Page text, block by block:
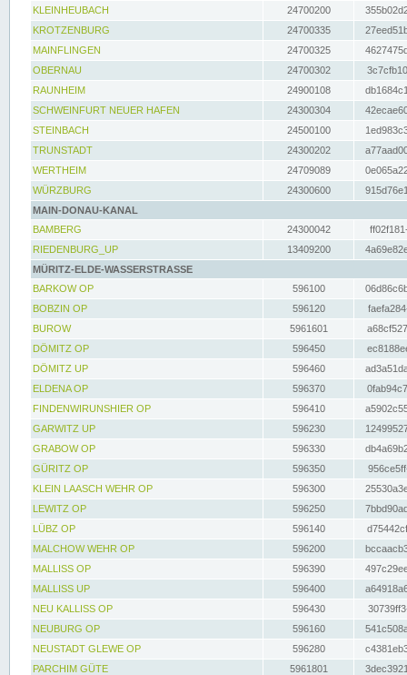
KLEINHEUBACH 24700200
KROTZENBURG
24700335
MAINFLINGEN
24700325
OBERNAU
24700302
RAUNHEIM
24900108
SCHWEINFURT NEUER HAFEN
24300304
STEINBACH
24500100
TRUNSTADT
24300202
WERTHEIM
24709089
WÜRZBURG
24300600
MAIN-DONAU-KANAL
BAMBERG
24300042
RIEDENBURG_UP
13409200
MÜRITZ-ELDE-WASSERSTRASSE
BARKOW OP
596100
BOBZIN OP
596120
BUROW
5961601
DÖMITZ OP
596450
DÖMITZ UP
596460
ELDENA OP
596370
FINDENWIRUNSHIER OP
596410
GARWITZ UP
596230
GRABOW OP
596330
GÜRITZ OP
596350
KLEIN LAASCH WEHR OP
596300
LEWITZ OP
596250
LÜBZ OP
596140
MALCHOW WEHR OP
596200
MALLISS OP
596390
MALLISS UP
596400
NEU KALLISS OP
596430
NEUBURG OP
596160
NEUSTADT GLEWE OP
596280
PARCHIM GÜTE
5961801